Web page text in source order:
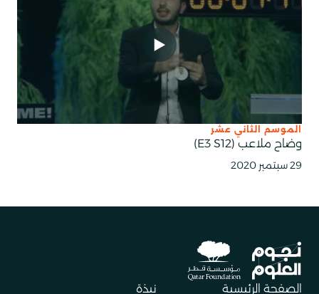
الموسم الثاني عشر
وضاح ملاعب (E3 S12)
29 سبتمبر 2020
الصفحة الرئيسية نبذة